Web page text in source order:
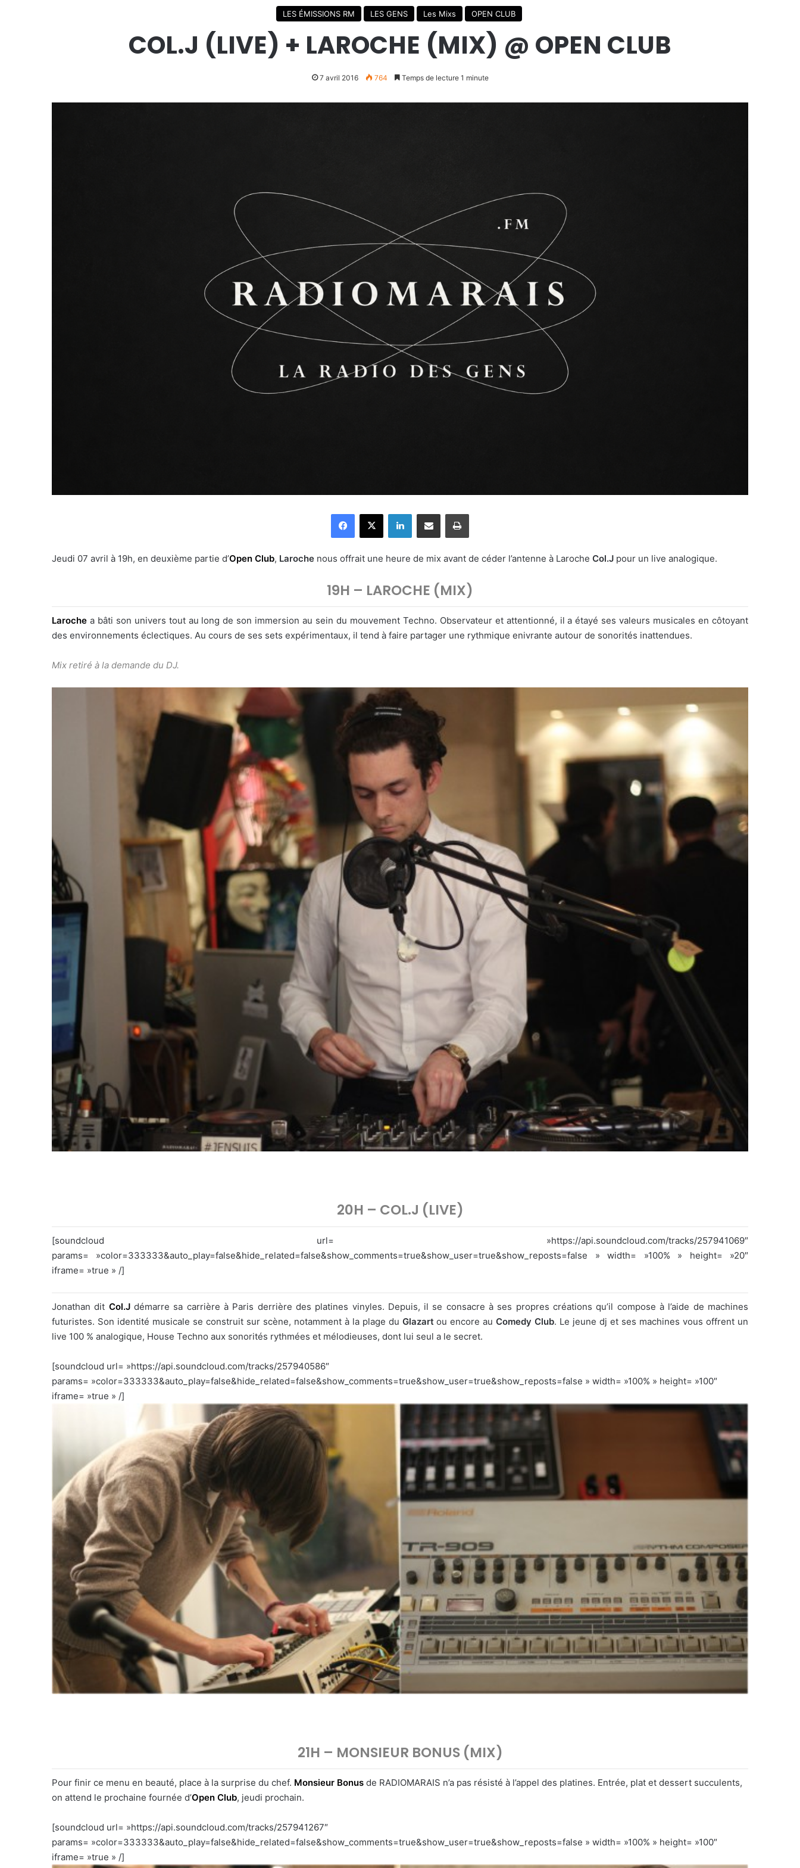
LES ÉMISSIONS RM LES GENS Les Mixs OPEN CLUB
COL.J (LIVE) + LAROCHE (MIX) @ OPEN CLUB
7 avril 2016 764 Temps de lecture 1 minute
Jeudi 07 avril à 19h, en deuxième partie d’Open Club, Laroche nous offrait une heure de mix avant de céder l’antenne à Laroche Col.J pour un live analogique.
19H – LAROCHE (MIX)
Laroche a bâti son univers tout au long de son immersion au sein du mouvement Techno. Observateur et attentionné, il a étayé ses valeurs musicales en côtoyant
des environnements éclectiques. Au cours de ses sets expérimentaux, il tend à faire partager une rythmique enivrante autour de sonorités inattendues.
Mix retiré à la demande du DJ.
20H – COL.J (LIVE)
[soundcloud url= »https://api.soundcloud.com/tracks/257941069″
params= »color=333333&auto_play=false&hide_related=false&show_comments=true&show_user=true&show_reposts=false » width= »100% » height= »20″
iframe= »true » /]
Jonathan dit Col.Jdémarre sa carrière à Paris derrière des platines vinyles. Depuis, il se consacre à ses propres créations qu’il compose à l’aide de machines
futuristes. Son identité musicale se construit sur scène, notamment à la plage du Glazart ou encore auComedy Club. Le jeune dj et ses machines vous offrent un
live 100 % analogique, House Techno aux sonorités rythmées et mélodieuses, dont lui seul a le secret.
[soundcloud url= »https://api.soundcloud.com/tracks/257940586″
params= »color=333333&auto_play=false&hide_related=false&show_comments=true&show_user=true&show_reposts=false » width= »100% » height= »100″
iframe= »true » /]
21H – MONSIEUR BONUS (MIX)
Pour finir ce menu en beauté, place à la surprise du chef. Monsieur Bonus de RADIOMARAIS n’a pas résisté à l’appel des platines. Entrée, plat et dessert succulents,
on attend le prochaine fournée d’Open Club, jeudi prochain.
[soundcloud url= »https://api.soundcloud.com/tracks/257941267″
params= »color=333333&auto_play=false&hide_related=false&show_comments=true&show_user=true&show_reposts=false » width= »100% » height= »100″
iframe= »true » /]